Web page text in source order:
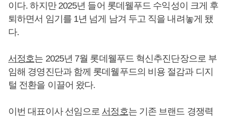
이다. 하지만 2025년 들어 롯데웰푸드 수익성이 크게 후
퇴하면서 임기를 1년 넘게 남겨 두고 직을 내려놓게 됐
다.
서정호는 2025년 7월 롯데웰푸드 혁신추진단장으로 부
임해 경영진단과 함께 롯데웰푸드의 비용 절감과 디지
털 전환을 이끌어 왔다.
이번 대표이사 선임으로 서정호는 기존 브랜드 경쟁력